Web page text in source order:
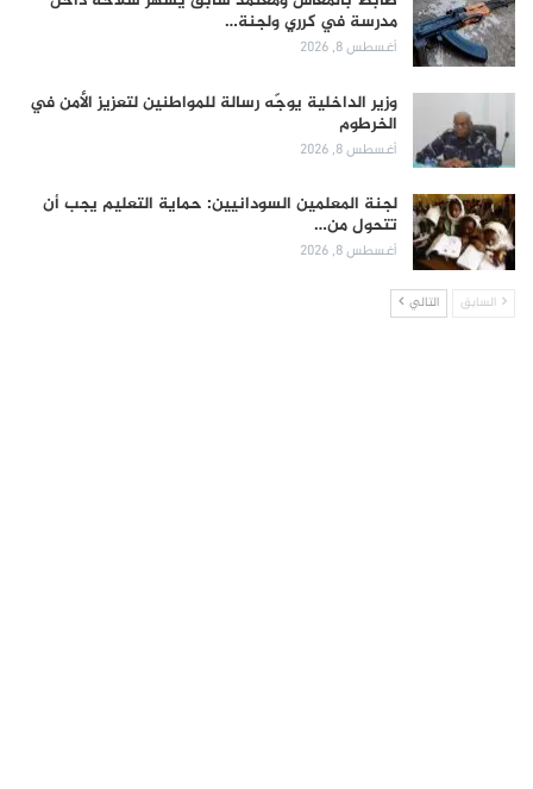
مدرسة في كرري ولجنة…
أغسطس 8, 2026
وزير الداخلية يوجّه رسالة للمواطنين لتعزيز الأمن في
الخرطوم
أغسطس 8, 2026
لجنة المعلمين السودانيين: حماية التعليم يجب أن
تتحول من…
أغسطس 8, 2026
السابق التالي